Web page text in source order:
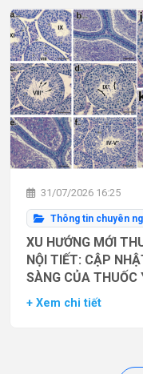
31/07/2026 16:25
Thông tin chuyên
XU HƯỚNG MỚI
NỘI TIẾT: CẬP
SÀNG CỦA THUỐC
+ Xem chi tiết